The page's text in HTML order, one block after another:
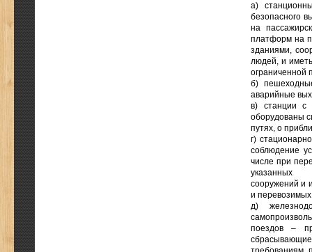
а)
безопасного
на
платформ на
зданиями,
людей, и
ограниченной
б)
аварийные
в) станции с
оборудованы
путях, о
г)
соблюдение
числе при
указанных
сооружений и
и перевозимых
д)
поездов –